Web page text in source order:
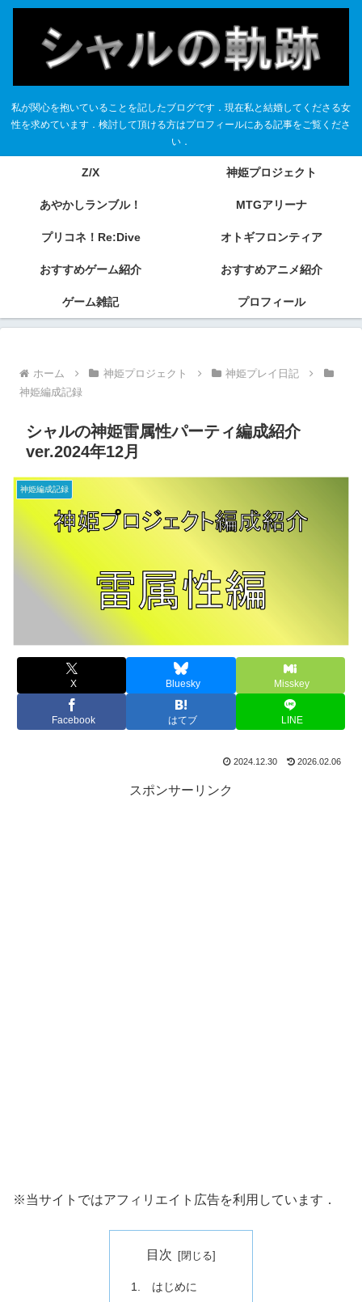
私が関心を抱いていることを記したブログです．現在私と結婚してくださる女
性を求めています．検討して頂ける方はプロフィールにある記事をご覧くださ
い．
Z/X 神姫プロジェクト
あやかしランブル！ MTGアリーナ
プリコネ！Re:Dive オトギフロンティア
おすすめゲーム紹介 おすすめアニメ紹介
ゲーム雑記 プロフィール
ホーム 神姫プロジェクト
神姫プレイ日記
神姫編成記録
シャルの神姫雷属性パーティ編成紹介
ver.2024年12月
神姫編成記録
X Bluesky Misskey
Facebook はてブ LINE
2024.12.30 2026.02.06
スポンサーリンク
※当サイトではアフィリエイト広告を利用しています．
目次
1. はじめに